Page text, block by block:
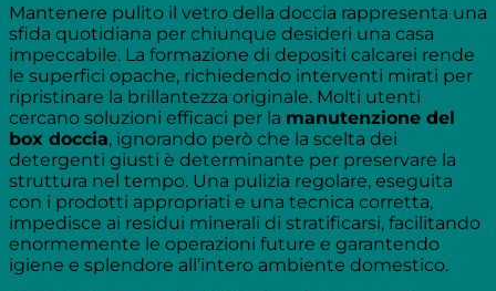
Mantenere pulito il vetro della doccia rappresenta una
sfida quotidiana per chiunque desideri una casa
impeccabile. La formazione di depositi calcarei rende
le superfici opache, richiedendo interventi mirati per
ripristinare la brillantezza originale. Molti utenti
cercano soluzioni efficaci per la manutenzione del
box doccia, ignorando però che la scelta dei
detergenti giusti è determinante per preservare la
struttura nel tempo. Una pulizia regolare, eseguita
con i prodotti appropriati e una tecnica corretta,
impedisce ai residui minerali di stratificarsi, facilitando
enormemente le operazioni future e garantendo
igiene e splendore all’intero ambiente domestico.